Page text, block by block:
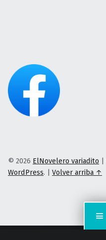
© 2026 ElNovelero variadito |
WordPress. | Volver arriba ↑